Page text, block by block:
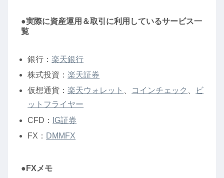
●実際に資産運用＆取引に利用しているサービス一
覧
銀行：楽天銀行
株式投資：楽天証券
仮想通貨：楽天ウォレット コインチェック
ビ
ットフライヤー
CFD：
IG証券
FX： DMMFX
●FXメモ